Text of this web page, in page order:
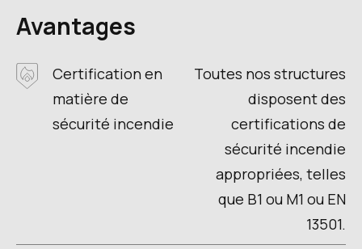
Avantages
Certification en
matière de
sécurité incendie
Toutes nos structures
disposent des
certifications de
sécurité incendie
appropriées, telles
que B1 ou M1 ou EN
13501.